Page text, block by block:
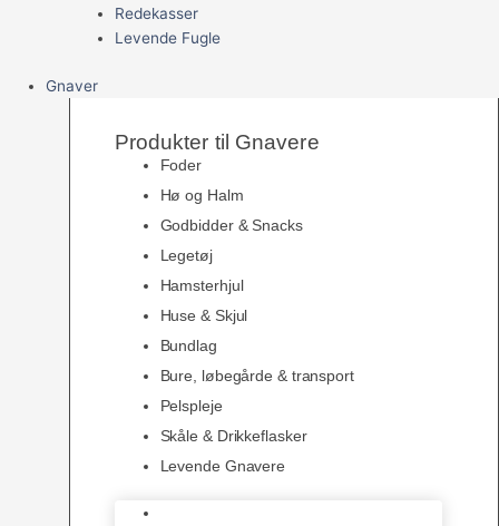
Redekasser
Levende Fugle
Gnaver
Produkter til Gnavere
Foder
Hø og Halm
Godbidder & Snacks
Legetøj
Hamsterhjul
Huse & Skjul
Bundlag
Bure, løbegårde & transport
Pelspleje
Skåle & Drikkeflasker
Levende Gnavere